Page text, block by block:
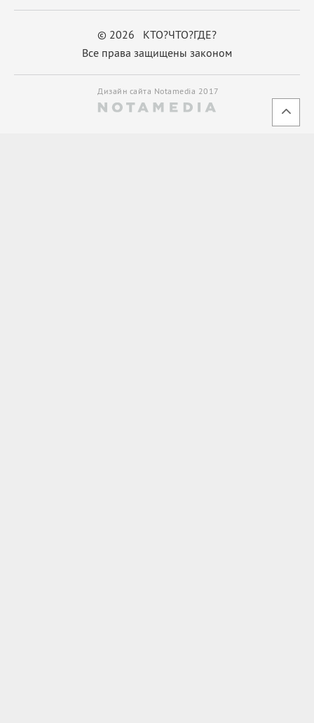
© 2026 КТО?ЧТО?ГДЕ?
Все права защищены законом
Дизайн сайта Notamedia 2017